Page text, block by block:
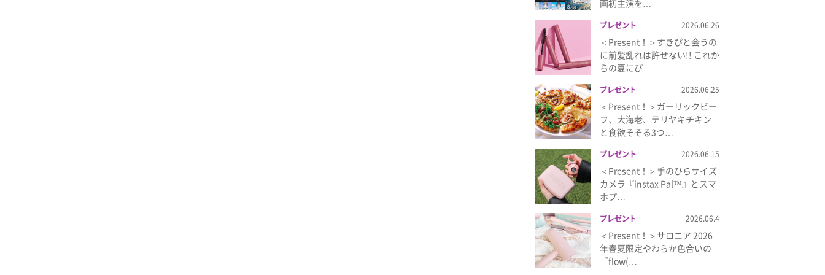
画初主演を…
プレゼント 2026.06.26
＜Present！＞すきぴと会うの
に前髪乱れは許せない!! これか
らの夏にぴ…
プレゼント 2026.06.25
＜Present！＞ガーリックビー
フ、大海老、テリヤキチキン
と食欲そそる3つ…
プレゼント 2026.06.15
＜Present！＞手のひらサイズ
カメラ『instax Pal™』とスマ
ホプ…
プレゼント 2026.06.4
＜Present！＞サロニア 2026
年春夏限定やわらか色合いの
『flow(…